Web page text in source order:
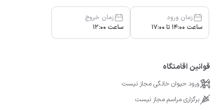
زمان ورود
ساعت 14:00 تا 17:00
زمان خروج
ساعت 12:00
قوانین اقامتگاه
ورود حیوان خانگی مجاز نیست
برگزاری مراسم مجاز نیست